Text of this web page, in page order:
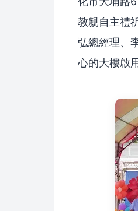
教親自主禮
弘總經理、
心的大樓啟用